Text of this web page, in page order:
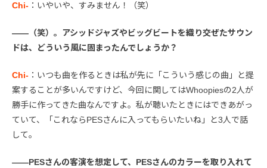
Chi- ：いやいや、すみません！（笑）
――（笑）。アシッドジャズやビッグビートを織り交ぜたサウン
ドは、どういう風に固まったんでしょうか？
Chi- ：いつも曲を作るときは私が先に「こういう感じの曲」と提
案することが多いんですけど、今回に関してはWhoopiesの2人が
勝手に作ってきた曲なんですよ。私が聴いたときにはできあがっ
ていて、「これならPESさんに入ってもらいたいね」と3人で話
して。
――PESさんの客演を想定して、PESさんのカラーを取り入れて